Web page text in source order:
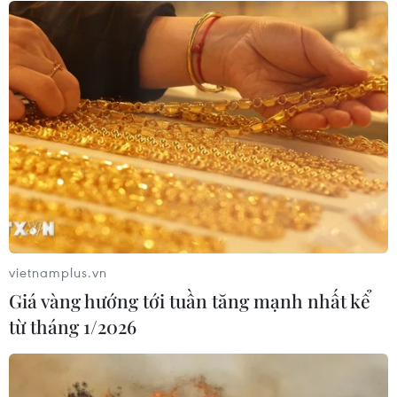
Xem thêm
CƠ QUAN CHỦ QUẢN: THÔNG TẤN XÃ VIỆT NAM
Tổng Biên tập: TRẦN TIẾN DUẨN
Phó Tổng Biên tập: NGUYỄN THỊ TÁM, KHÚC THANH
THỦY
Sở hữu trí tuệ
RSS
Hỗ trợ
Dịch vụ tin
Quảng cáo
vietnamplus.vn
Giá vàng hướng tới tuần tăng mạnh nhất kể
từ tháng 1/2026